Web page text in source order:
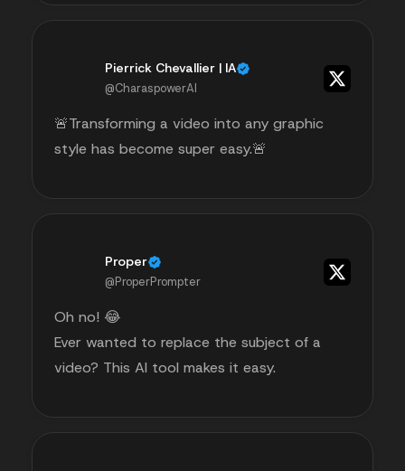
Pierrick Chevallier | IA
@CharaspowerAI
🚨Transforming a video into any graphic
style has become super easy.🚨
Proper
@ProperPrompter
Oh no! 😂
Ever wanted to replace the subject of a
video? This AI tool makes it easy.